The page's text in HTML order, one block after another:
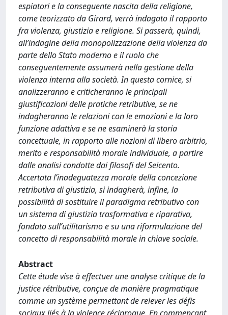
espiatori e la conseguente nascita della religione,
come teorizzato da Girard, verrà indagato il rapporto
fra violenza, giustizia e religione. Si passerà, quindi,
all’indagine della monopolizzazione della violenza da
parte dello Stato moderno e il ruolo che
conseguentemente assumerà nella gestione della
violenza interna alla società. In questa cornice, si
analizzeranno e criticheranno le principali
giustificazioni delle pratiche retributive, se ne
indagheranno le relazioni con le emozioni e la loro
funzione adattiva e se ne esaminerà la storia
concettuale, in rapporto alle nozioni di libero arbitrio,
merito e responsabilità morale individuale, a partire
dalle analisi condotte dai filosofi del Seicento.
Accertata l’inadeguatezza morale della concezione
retributiva di giustizia, si indagherà, infine, la
possibilità di sostituire il paradigma retributivo con
un sistema di giustizia trasformativa e riparativa,
fondato sull’utilitarismo e su una riformulazione del
concetto di responsabilità morale in chiave sociale.
Abstract
Cette étude vise à effectuer une analyse critique de la
justice rétributive, conçue de manière pragmatique
comme un système permettant de relever les défis